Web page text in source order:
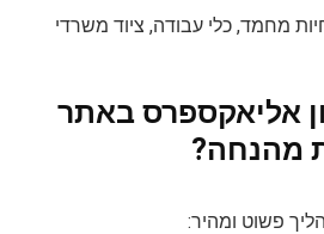
מחמד, כלי עבודה, ציוד משרדי
אליאקספרס באתר
מהנחה?
פשוט ומהיר: